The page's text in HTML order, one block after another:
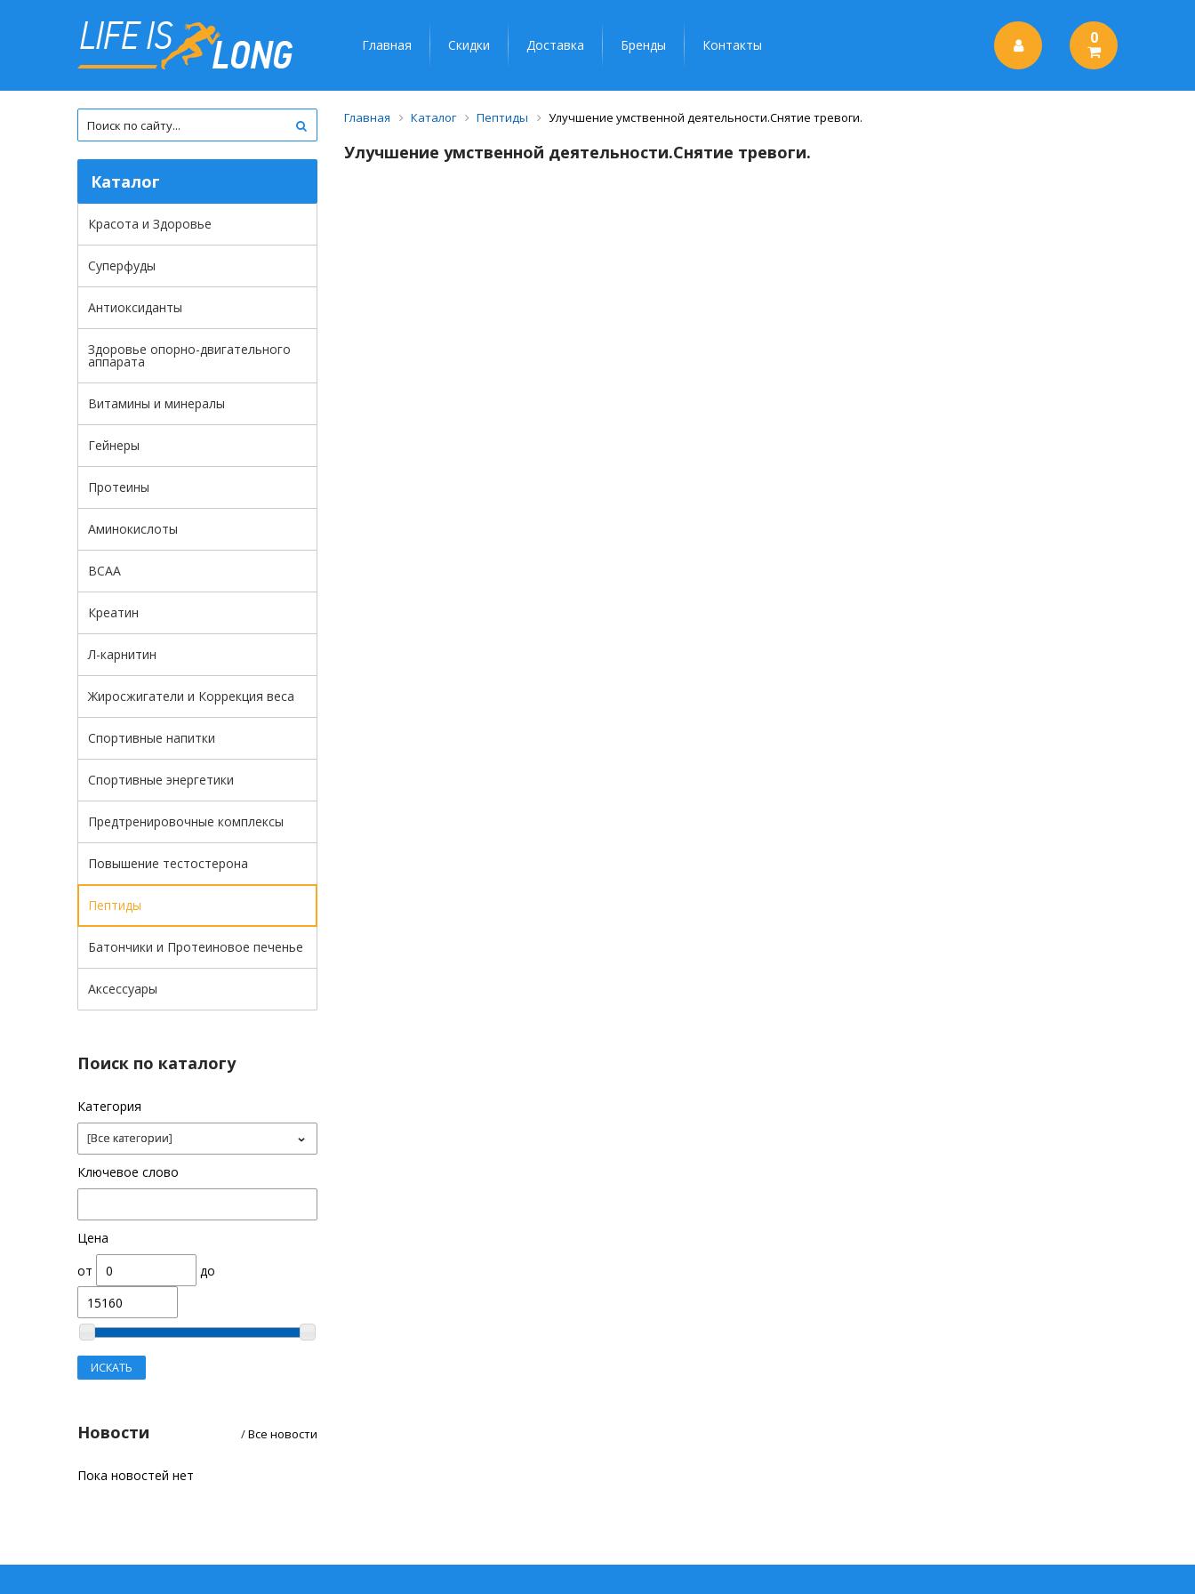
Главная Скидки Доставка Бренды Контакты 0
Каталог
Красота и Здоровье
Суперфуды
Антиоксиданты
Здоровье опорно-двигательного
аппарата
Витамины и минералы
Гейнеры
Протеины
Аминокислоты
BCAA
Креатин
Л-карнитин
Жиросжигатели и Коррекция веса
Спортивные напитки
Спортивные энергетики
Предтренировочные комплексы
Повышение тестостерона
Пептиды
Батончики и Протеиновое печенье
Аксессуары
Поиск по каталогу
Категория
Ключевое слово
Цена
от
до
Новости /Все новости
Пока новостей нет
Главная Каталог Пептиды Улучшение умственной деятельности.Снятие тревоги.
Улучшение умственной деятельности.Снятие тревоги.